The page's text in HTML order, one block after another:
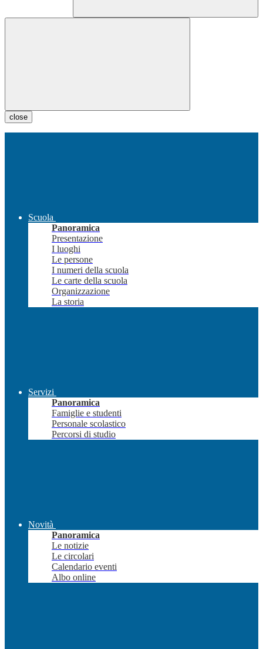
close
Scuola
Panoramica
Presentazione
I luoghi
Le persone
I numeri della scuola
Le carte della scuola
Organizzazione
La storia
Servizi
Panoramica
Famiglie e studenti
Personale scolastico
Percorsi di studio
Novità
Panoramica
Le notizie
Le circolari
Calendario eventi
Albo online